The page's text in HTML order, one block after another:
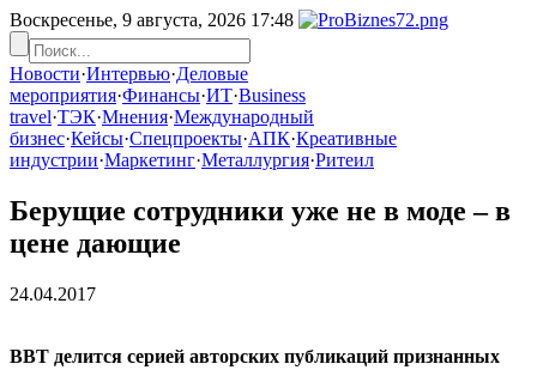
Воскресенье, 9 августа, 2026 17:48
Новости·Интервью·Деловые
мероприятия·Финансы·ИТ·Business
travel·ТЭК·Мнения·Международный
бизнес·Кейсы·Спецпроекты·АПК·Креативные
индустрии·Маркетинг·Металлургия·Ритеил
Берущие сотрудники уже не в моде – в
цене дающие
24.04.2017
BBT делится серией авторских публикаций признанных